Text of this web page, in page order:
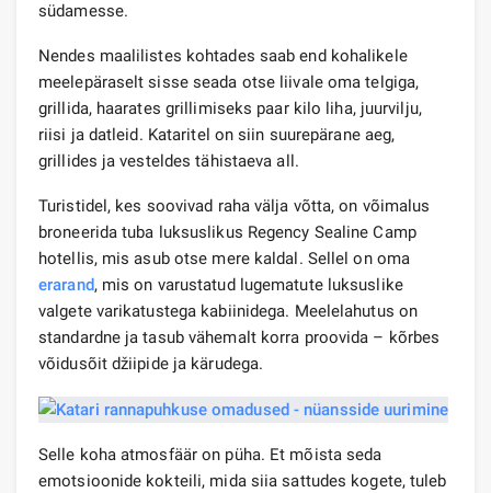
südamesse.
Nendes maalilistes kohtades saab end kohalikele
meelepäraselt sisse seada otse liivale oma telgiga,
grillida, haarates grillimiseks paar kilo liha, juurvilju,
riisi ja datleid. Kataritel on siin suurepärane aeg,
grillides ja vesteldes tähistaeva all.
Turistidel, kes soovivad raha välja võtta, on võimalus
broneerida tuba luksuslikus Regency Sealine Camp
hotellis, mis asub otse mere kaldal. Sellel on oma
erarand, mis on varustatud lugematute luksuslike
valgete varikatustega kabiinidega. Meelelahutus on
standardne ja tasub vähemalt korra proovida – kõrbes
võidusõit džiipide ja kärudega.
Selle koha atmosfäär on püha. Et mõista seda
emotsioonide kokteili, mida siia sattudes kogete, tuleb